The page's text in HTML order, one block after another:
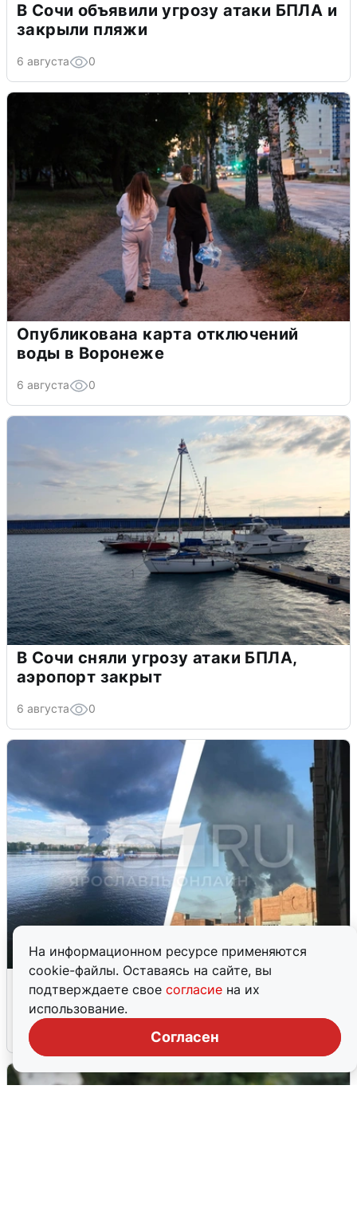
На информационном ресурсе применяются
cookie-файлы. Оставаясь на сайте, вы
подтверждаете свое согласие на их
использование.
Согласен
В Сочи объявили угрозу атаки БПЛА и
закрыли пляжи
6 августа 0
Опубликована карта отключений
воды в Воронеже
6 августа 0
В Сочи сняли угрозу атаки БПЛА,
аэропорт закрыт
6 августа 0
Ночная атака БПЛА на Ярославль:
попадания и последствия
6 августа